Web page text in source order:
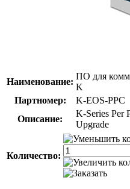
Наименование:
ПО для
K
Партномер:
K-EOS-PPC
Описание:
K-Series Per
Upgrade
Количество: